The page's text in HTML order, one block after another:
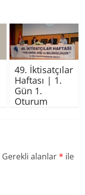
49. İktisatçılar
Haftası | 1.
Gün 1.
Oturum
Gerekli alanlar* ile